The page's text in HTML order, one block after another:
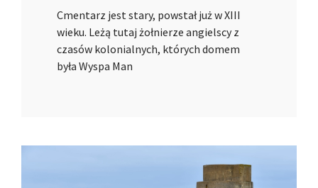
Cmentarz jest stary, powstał już w XIII
wieku. Leżą tutaj żołnierze angielscy z
czasów kolonialnych, których domem
była Wyspa Man